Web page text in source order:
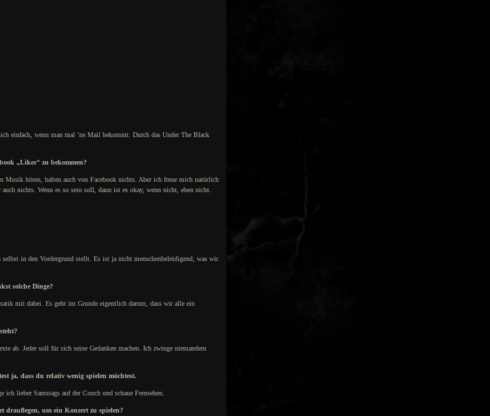
einfach, wenn man mal ’ne Mail bekommt. Durch das Under The Black
„Likes“ zu bekommen?
Musik hören, halten auch von Facebook nichts. Aber ich freue mich natürlich
nichts. Wenn es so sein soll, dann ist es okay, wenn nicht, eben nicht.
in den Vordergrund stellt. Es ist ja nicht menschenbeleidigend, was wir
solche Dinge?
mit dabei. Es geht im Grunde eigentlich darum, dass wir alle ein
ab. Jeder soll für sich seine Gedanken machen. Ich zwinge niemandem
ja, dass du relativ wenig spielen möchtest.
lieber Samstags auf der Couch und schaue Fernsehen.
drauflegen, um ein Konzert zu spielen?